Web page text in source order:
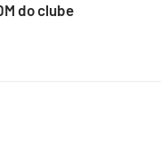
do clube